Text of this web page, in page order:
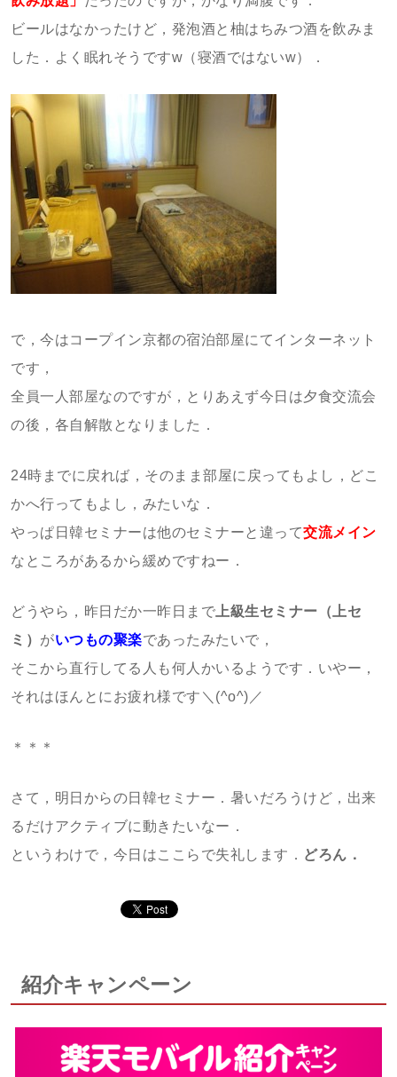
ビールはなかったけど，発泡酒と柚はちみつ酒を飲みま
した．よく眠れそうですw（寝酒ではないw）．
で，今はコープイン京都の宿泊部屋にてインターネット
です，
全員一人部屋なのですが，とりあえず今日は夕食交流会
の後，各自解散となりました．
24時までに戻れば，そのまま部屋に戻ってもよし，どこ
かへ行ってもよし，みたいな．
やっぱ日韓セミナーは他のセミナーと違って交流メイン
なところがあるから緩めですねー．
どうやら，昨日だか一昨日まで 上級生セミナー（上セ
ミ） がいつもの聚楽であったみたいで，
そこから直行してる人も何人かいるようです．いやー，
それはほんとにお疲れ様です＼(^o^)／
＊＊＊
さて，明日からの日韓セミナー．暑いだろうけど，出来
るだけアクティブに動きたいなー．
というわけで，今日はここらで失礼します． どろん．
紹介キャンペーン